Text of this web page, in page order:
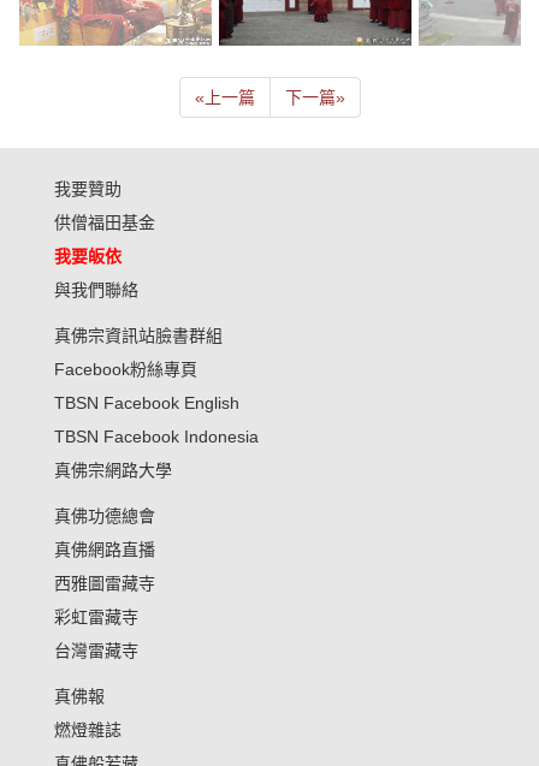
« 上一篇 下一篇»
我要贊助
供僧福田基金
我要皈依
與我們聯絡
真佛宗資訊站臉書群組
Facebook粉絲專頁
TBSN Facebook English
TBSN Facebook Indonesia
真佛宗網路大學
真佛功德總會
真佛網路直播
西雅圖雷藏寺
彩虹雷藏寺
台灣雷藏寺
真佛報
燃燈雜誌